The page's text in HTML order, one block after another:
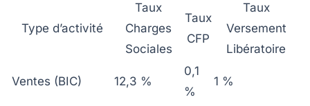
Type d’activité
Taux
Charges
Sociales
Taux
CFP
Taux
Versement
Libératoire
Ventes (BIC) 12,3 %
0,1
%
1 %